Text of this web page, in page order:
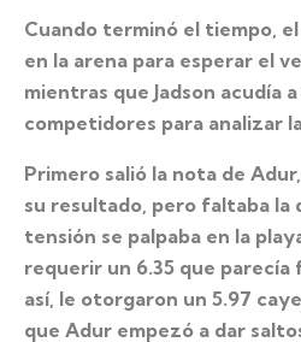
Cuando terminó el tiempo,
en la arena para esperar el
mientras que Jadson acudía
competidores para analizar
Primero salió la nota de
su resultado, pero faltaba la
tensión se palpaba en la
requerir un 6.35 que
así, le otorgaron un 5.97
que Adur empezó a dar